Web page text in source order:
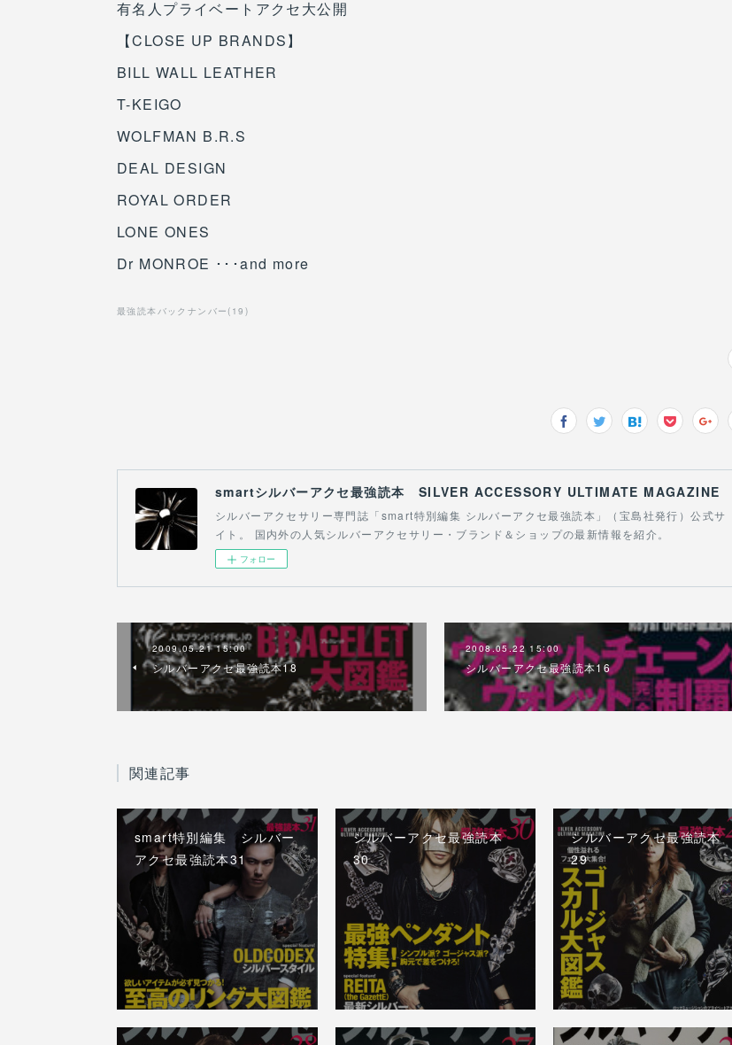
有名人プライベートアクセ大公開
【CLOSE UP BRANDS】
BILL WALL LEATHER
T-KEIGO
WOLFMAN B.R.S
DEAL DESIGN
ROYAL ORDER
LONE ONES
Dr MONROE ･･･and more
最強読本バックナンバー ( 19 )
smartシルバーアクセ最強読本 SILVER ACCESSORY ULTIMATE MAGAZINE
シルバーアクセサリー専門誌「smart特別編集 シルバーアクセ最強読本」（宝島社発行）公式サ
イト。 国内外の人気シルバーアクセサリー・ブランド＆ショップの最新情報を紹介。
フォロー
2009.05.21 15:00
シルバーアクセ最強読本18
2008.05.22 15:00
シルバーアクセ最強読本16
関連記事
smart特別編集 シルバー
アクセ最強読本31
シルバーアクセ最強読本
30
シルバーアクセ最強読本
29